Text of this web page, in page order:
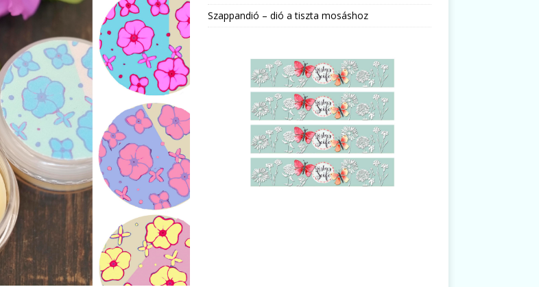
Szappandió – dió a tiszta mosáshoz